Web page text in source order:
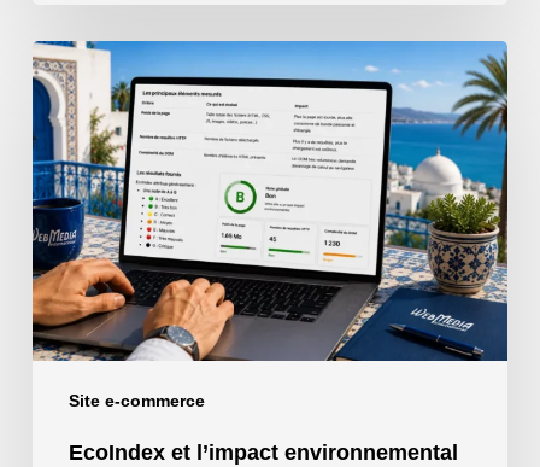
Site e-commerce
EcoIndex
et
l’impact
environnemental
de
votre
site
web
EcoIndex et l’impact environnemental